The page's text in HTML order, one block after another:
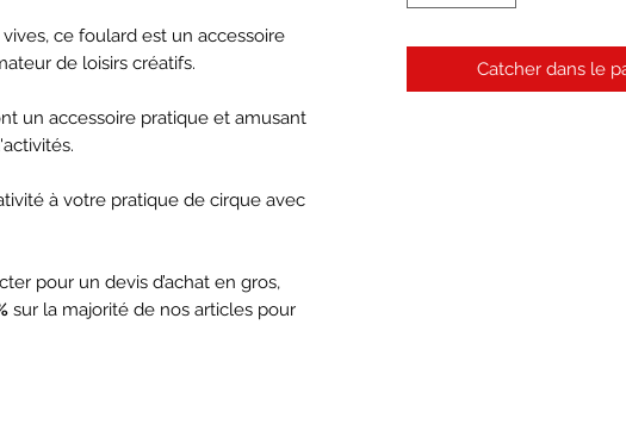
ce foulard est un accessoire
de loisirs créatifs.
un accessoire pratique et amusant
à votre pratique de cirque avec
pour un devis d’achat en gros,
sur la majorité de nos articles pour
Catcher dans le